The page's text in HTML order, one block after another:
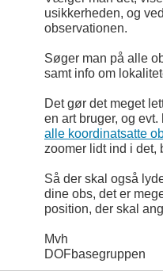
usikkerheden, og
observationen.
Søger man på alle
samt info om
Det gør det meget
en art bruger, og
alle koordinatsatte
zoomer lidt ind i
Så der skal også
dine obs, det er
position, der skal
Mvh
DOFbasegruppen